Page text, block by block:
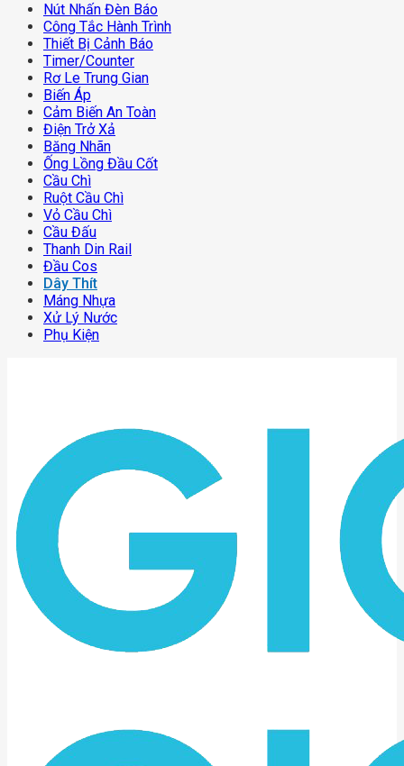
Nút Nhấn Đèn Báo
Công Tắc Hành Trình
Thiết Bị Cảnh Báo
Timer/counter
Rơ Le Trung Gian
Biến Áp
Cảm Biến An Toàn
Điện Trở Xả
Băng Nhãn
Ống Lồng Đầu Cốt
Cầu Chì
Ruột Cầu Chì
Vỏ Cầu Chì
Cầu Đấu
Thanh Din Rail
Đầu Cos
Dây Thít
Máng Nhựa
Xử Lý Nước
Phụ Kiện